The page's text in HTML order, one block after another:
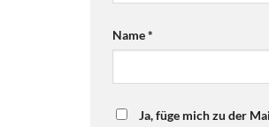
Name*
Ja, füge mich zu der